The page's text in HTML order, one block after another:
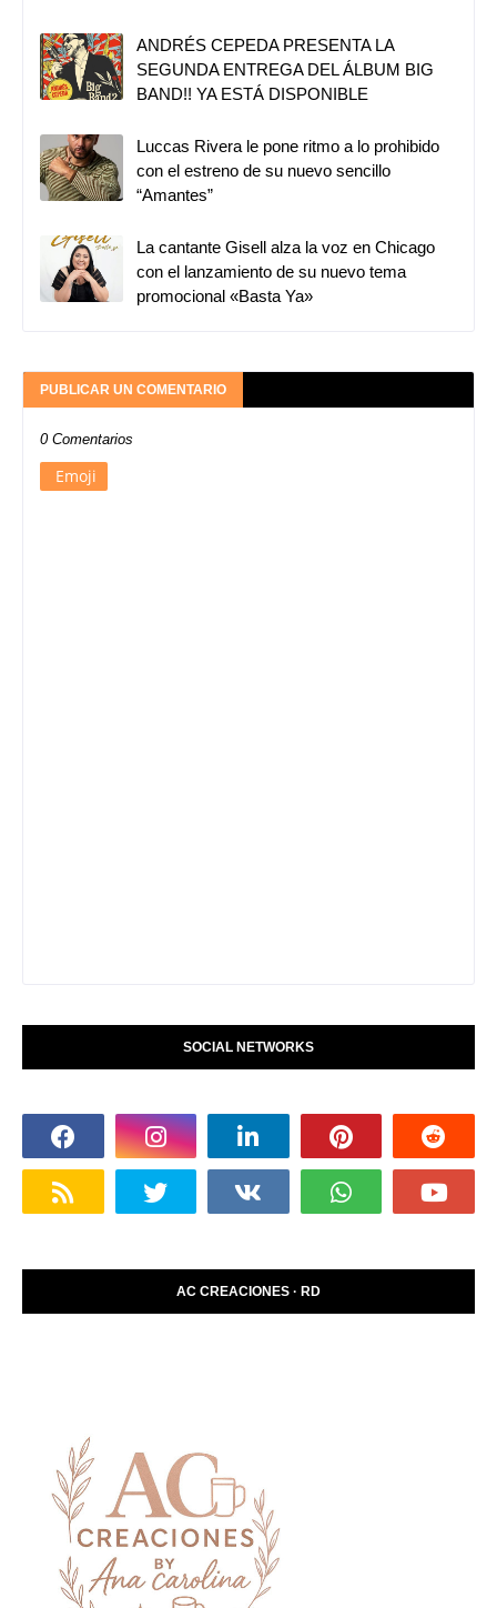
ANDRÉS CEPEDA PRESENTA LA
SEGUNDA ENTREGA DEL ÁLBUM BIG
BAND!! YA ESTÁ DISPONIBLE
Luccas Rivera le pone ritmo a lo prohibido
con el estreno de su nuevo sencillo
“Amantes”
La cantante Gisell alza la voz en Chicago
con el lanzamiento de su nuevo tema
promocional «Basta Ya»
PUBLICAR UN COMENTARIO
0 Comentarios
Emoji
SOCIAL NETWORKS
AC CREACIONES · RD